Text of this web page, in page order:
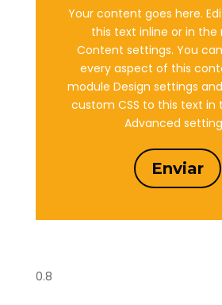
Your content goes here.
this text inline or in the
Content settings. You
every aspect of this
module Design settings
custom CSS to this text in
Advanced
Enviar
0.8